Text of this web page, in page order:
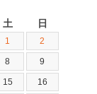
土 日
1 2
8 9
15 16